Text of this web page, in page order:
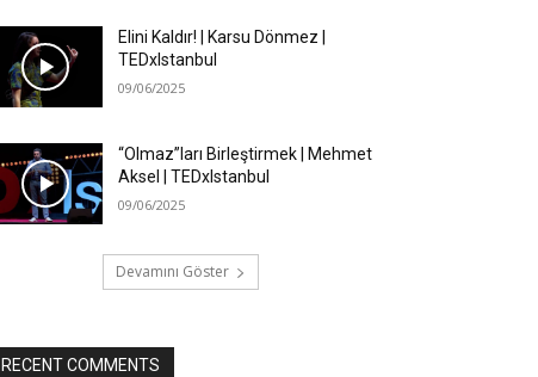
Elini Kaldır! | Karsu Dönmez |
TEDxIstanbul
09/06/2025
“Olmaz”ları Birleştirmek | Mehmet
Aksel | TEDxIstanbul
09/06/2025
Devamını Göster
RECENT COMMENTS